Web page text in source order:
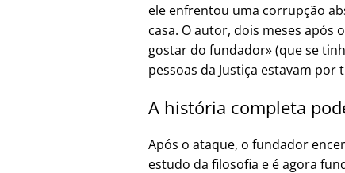
ele enfrentou uma corrupção
casa. O autor, dois meses após
gostar do fundador (que se
pessoas da Justiça estavam por
A história completa
Após o ataque, o fundador
estudo da filosofia e é agora